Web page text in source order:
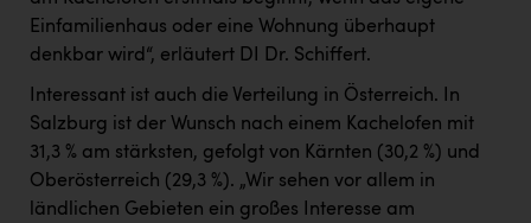
Einfamilienhaus oder eine Wohnung überhaupt
denkbar wird“, erläutert DI Dr. Schiffert.
Interessant ist auch die Verteilung in Österreich. In
Salzburg ist der Wunsch nach einem Kachelofen mit
31,3 % am stärksten, gefolgt von Kärnten (30,2 %) und
Oberösterreich (29,3 %). „Wir sehen vor allem in
ländlichen Gebieten ein großes Interesse am